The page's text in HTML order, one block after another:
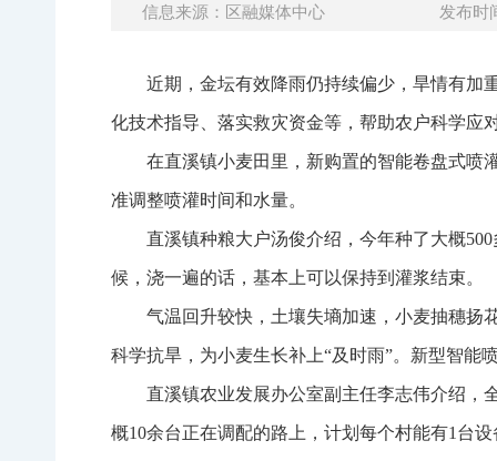
信息来源：区融媒体中心 发布时
近期，金坛有效降雨仍持续偏少，旱情有加
化技术指导、落实救灾资金等，帮助农户科学应
在直溪镇小麦田里，新购置的智能卷盘式喷
准调整喷灌时间和水量。
直溪镇种粮大户汤俊介绍，今年种了大概
候，浇一遍的话，基本上可以保持到灌浆结束。
气温回升较快，土壤失墒加速，小麦抽穗扬
科学抗旱，为小麦生长补上“及时雨”。新型智能
直溪镇农业发展办公室副主任李志伟介绍，
概10余台正在调配的路上，计划每个村能有1台